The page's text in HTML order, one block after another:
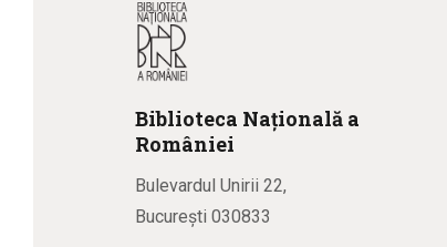
Biblioteca Națională a
României
Bulevardul Unirii 22,
București 030833